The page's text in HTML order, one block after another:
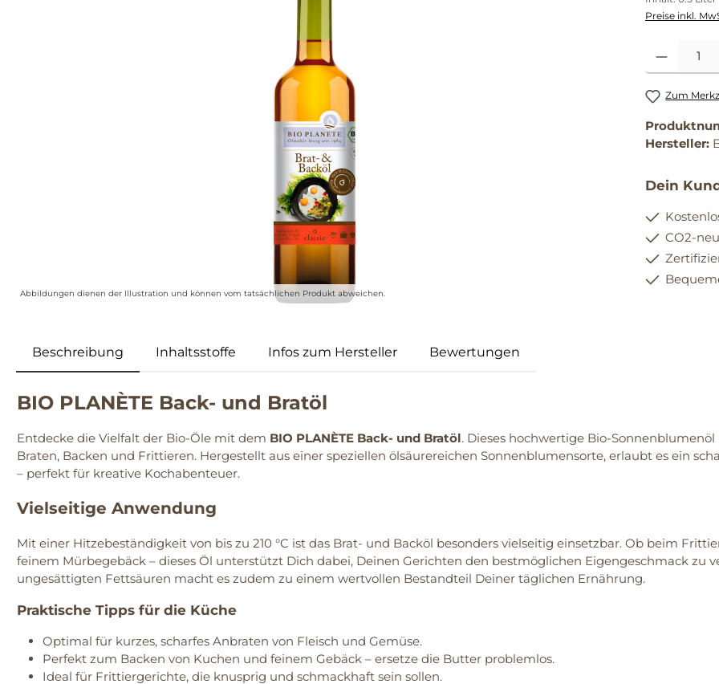
Abbildungen dienen der Illustration und können vom tatsächlichen Produkt abweichen.
Preise inkl.
Produkt
Zum
Hersteller:
Dein
CO2-
Beschreibung Inhaltsstoffe Infos zum Hersteller Bewertungen
BIO PLANÈTE Back- und Bratöl
Entdecke die Vielfalt der Bio-Öle mit dem BIO PLANÈTE Back- und Bratöl. Dieses hochwertige Bio-
Braten, Backen und Frittieren. Hergestellt aus einer speziellen ölsäurereichen Sonnenblumensorte, erlaubt es ein
– perfekt für kreative Kochabenteuer.
Vielseitige Anwendung
Mit einer Hitzebeständigkeit von bis zu 210 °C ist das Brat- und Backöl besonders vielseitig einsetzbar. Ob beim
feinem Mürbegebäck – dieses Öl unterstützt Dich dabei, Deinen Gerichten den bestmöglichen Eigengeschmack zu
ungesättigten Fettsäuren macht es zudem zu einem wertvollen Bestandteil Deiner täglichen Ernährung.
Praktische Tipps für die Küche
Optimal für kurzes, scharfes Anbraten von Fleisch und Gemüse.
Perfekt zum Backen von Kuchen und feinem Gebäck – ersetze die Butter problemlos.
Ideal für Frittiergerichte, die knusprig und schmackhaft sein sollen.